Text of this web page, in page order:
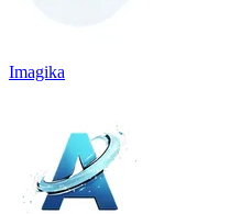
Imagika